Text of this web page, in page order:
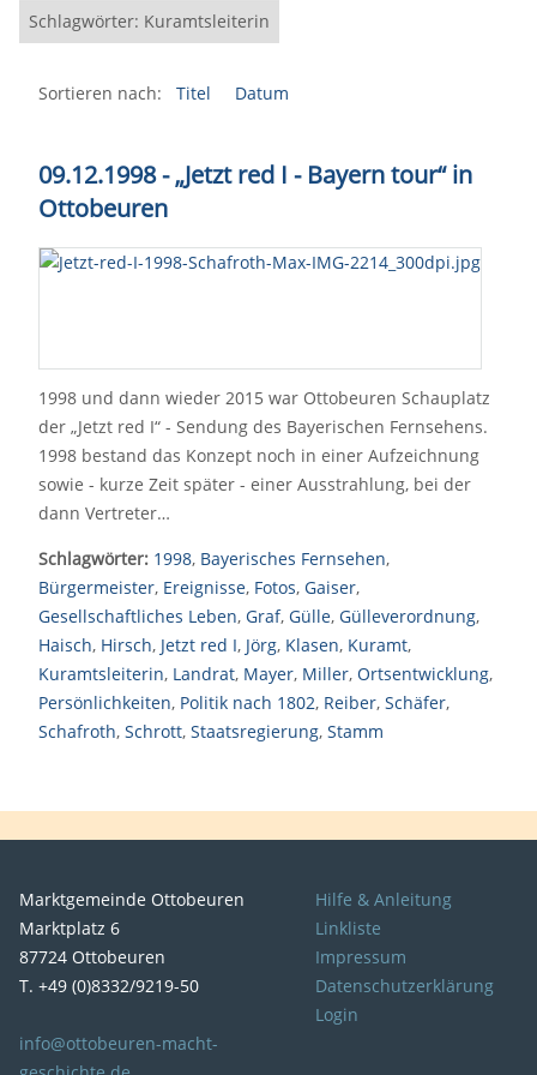
Schlagwörter: Kuramtsleiterin
Sortieren nach: Titel Datum
09.12.1998 - „Jetzt red I - Bayern tour“ in
Ottobeuren
1998 und dann wieder 2015 war Ottobeuren Schauplatz
der „Jetzt red I“ - Sendung des Bayerischen Fernsehens.
1998 bestand das Konzept noch in einer Aufzeichnung
sowie - kurze Zeit später - einer Ausstrahlung, bei der
dann Vertreter…
Schlagwörter: 1998, Bayerisches Fernsehen,
Bürgermeister, Ereignisse, Fotos, Gaiser,
Gesellschaftliches Leben, Graf, Gülle, Gülleverordnung,
Haisch, Hirsch, Jetzt red I, Jörg, Klasen, Kuramt,
Kuramtsleiterin, Landrat, Mayer, Miller, Ortsentwicklung,
Persönlichkeiten, Politik nach 1802, Reiber, Schäfer,
Schafroth, Schrott, Staatsregierung, Stamm
Marktgemeinde Ottobeuren
Marktplatz 6
87724 Ottobeuren
T. +49 (0)8332/9219-50
info@ottobeuren-macht-
Hilfe & Anleitung
Linkliste
Impressum
Datenschutzerklärung
Login